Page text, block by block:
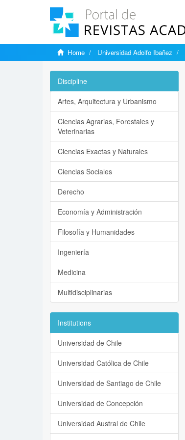
Home Universidad Adolfo Ibañez
Discipline
Artes, Arquitectura y Urbanismo
Ciencias Agrarias, Forestales y
Veterinarias
Ciencias Exactas y Naturales
Ciencias Sociales
Derecho
Economía y Administración
Filosofía y Humanidades
Ingeniería
Medicina
Multidisciplinarias
Institutions
Universidad de Chile
Universidad Católica de Chile
Universidad de Santiago de Chile
Universidad de Concepción
Universidad Austral de Chile